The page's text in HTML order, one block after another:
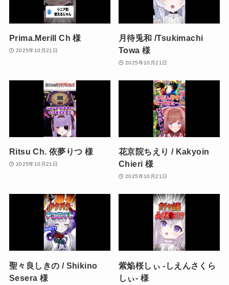
Prima.Merill Ch 様
2025年10月21日
月待兎和 /Tsukimachi
Towa 様
2025年10月21日
Ritsu Ch. 依夢りつ 様
2025年10月21日
花京院ちえり / Kakyoin
Chieri 様
2025年10月21日
聖々良しきの / Shikino
Sesera 様
紫焔桜しぃ -しえんさくら
しぃ- 様